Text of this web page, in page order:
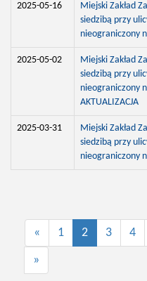
2025-05-16
Miejski Zakład
siedzibą przy
nieograniczony
2025-05-02
Miejski Zakład
siedzibą przy
nieograniczony
AKTUALIZACJA
2025-03-31
Miejski Zakład
siedzibą przy
nieograniczony
« 1 2 3 4
»